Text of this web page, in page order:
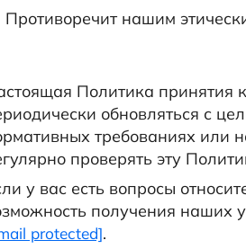
Противоречит нашим
Политика принятия
обновляться с
требованиях или
проверять эту
у вас есть вопросы
получения наших
protected].